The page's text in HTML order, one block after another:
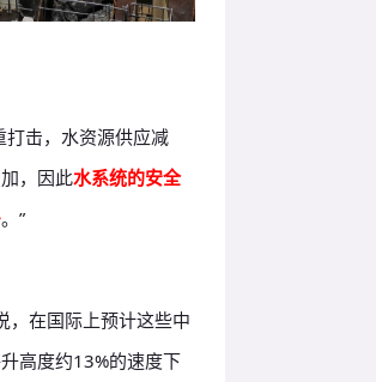
打击，水资源供应减
，因此水系统的安全
。”
，在国际上预计这些中
高度约13%的速度下